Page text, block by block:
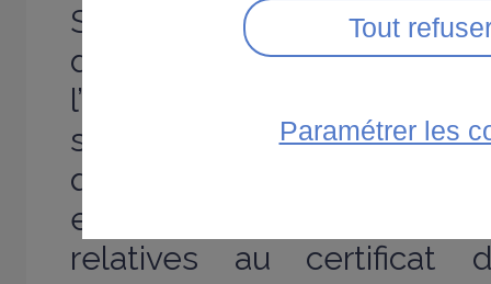
Service Public, il est
d’effectuer une
l’obtention de sa carte
simulateur en ligne
quelques clics une
ensemble de
relatives au certificat
Tout
Paramétrer les